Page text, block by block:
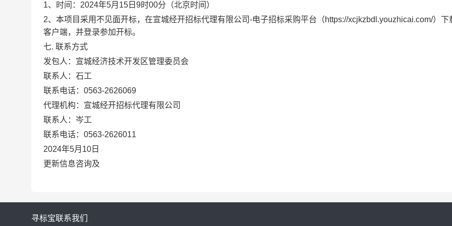
1、时间：2024年5月15日9时00分（北京时间）
2、本项目采用不见面开标，在宣城经开招标代理有限公司-电子招标采购平台（https://xcjkzbdl.youzhicai.com/）下
客户端，并登录参加开标。
七. 联系方式
发包人： 宣城经济技术开发区管理委员会
联系人：石工
联系电话： 0563-2626069
代理机构：宣城经开招标代理有限公司
联系人：岑工
联系电话： 0563-2626011
2024年5月 10 日
更新信息咨询及
寻标宝联系我们